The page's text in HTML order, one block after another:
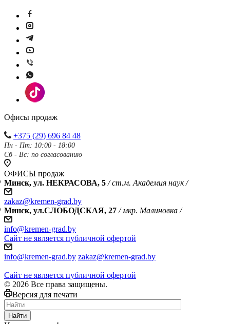
Офисы продаж
+375 (29) 696 84 48
Пн - Пт: 10:00 - 18:00
Сб - Вс: по согласованию
ОФИСЫ продаж
Минск, ул. НЕКРАСОВА, 5 / ст.м. Академия наук /
zakaz@kremen-grad.by
Минск, ул.СЛОБОДСКАЯ, 27 / мкр. Малиновка /
info@kremen-grad.by
Сайт не является публичной офертой
info@kremen-grad.by zakaz@kremen-grad.by
Сайт не является публичной офертой
© 2026 Все права защищены.
Версия для печати
Найти